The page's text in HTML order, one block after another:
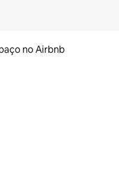
no Airbnb